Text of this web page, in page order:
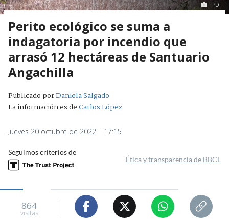
PDI
Perito ecológico se suma a
indagatoria por incendio que
arrasó 12 hectáreas de Santuario
Angachilla
Publicado porDaniela Salgado
La información es deCarlos López
Jueves 20 octubre de 2022 | 17:15
Seguimos criterios de
Ética y transparencia de BBCL
864
visitas